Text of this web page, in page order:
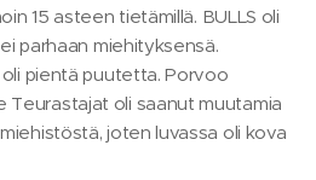
15 asteen tietämillä. BULLS oli
parhaan miehityksensä.
pientä puutetta. Porvoo
Teurastajat oli saanut muutamia
joten luvassa oli kova